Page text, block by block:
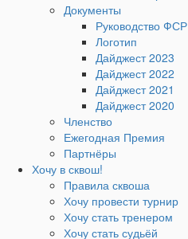
Документы
Руководство ФСР
Логотип
Дайджест 2023
Дайджест 2022
Дайджест 2021
Дайджест 2020
Членство
Ежегодная Премия
Партнёры
Хочу в сквош!
Правила сквоша
Хочу провести турнир
Хочу стать тренером
Хочу стать судьёй